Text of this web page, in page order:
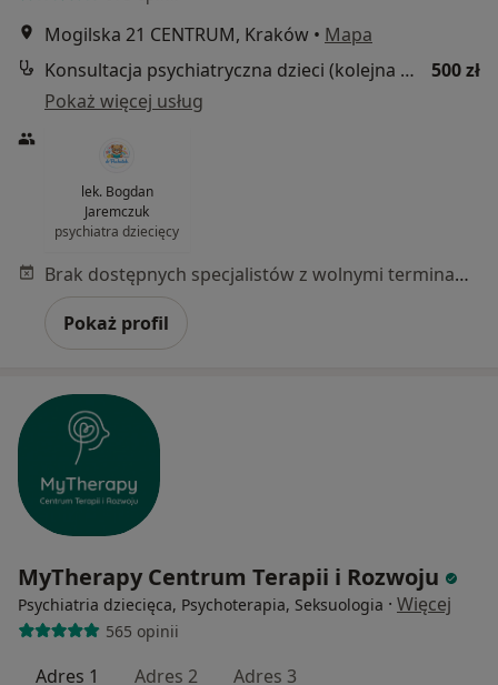
Mogilska 21 CENTRUM, Kraków • Mapa
Konsultacja psychiatryczna dzieci (kolejna wizyta)
500 zł
Pokaż więcej usług
lek. Bogdan
Jaremczuk
psychiatra dziecięcy
Brak dostępnych specjalistów z wolnymi terminami w tym centrum medycznym.
Pokaż profil
MyTherapy Centrum Terapii i Rozwoju
Psychiatria dziecięca, Psychoterapia, Seksuologia · Więcej
565 opinii
Adres 1 Adres 2 Adres 3